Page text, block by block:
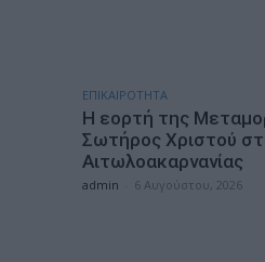
ΕΠΙΚΑΙΡΟΤΗΤΑ
Η εορτή της
Σωτήρος Χριστού
Αιτωλοακαρνανίας
admin 6 Αυγούστου, 2026